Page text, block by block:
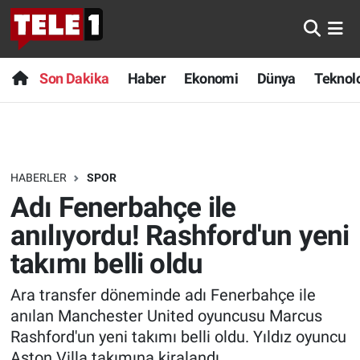
Son Dakika Haber Ekonomi Dünya
HABERLER SPOR
Adı Fenerbahçe ile
anılıyordu! Rashford'un yeni
takımı belli oldu
Ara transfer döneminde adı Fenerbahçe ile
anılan Manchester United oyuncusu Marcus
Rashford'un yeni takımı belli oldu. Yıldız oyuncu
Anında Manşet
Başka Sohbetler
Bilim turu
Bilim ve Teknoloji Evreni
Doğa Konuşuyor
Dünya
Ege Saati
Son Dakika
Haber
Dünya
Teknoloji
Sağlık
Spor
Yayın Akışı
Nöbetçi Eczaneler
Hava Durumu
Trafik Durumu
Süper Lig Puan Durumu ve Fikstür
Tüm Manşetler
Son Dakika Haberleri
Haber Arşivi